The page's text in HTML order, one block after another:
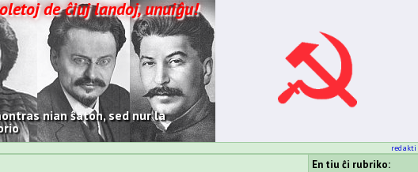
de ĉiuj landoj, unuiĝu!
nian ŝaton, sed nur la
redakti
En tiu ĉi rubriko: